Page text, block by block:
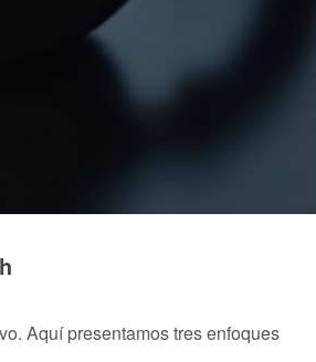
Aquí presentamos tres enfoques